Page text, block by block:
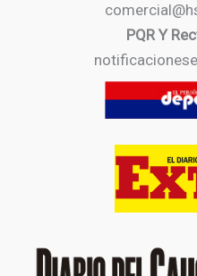
PQR Y